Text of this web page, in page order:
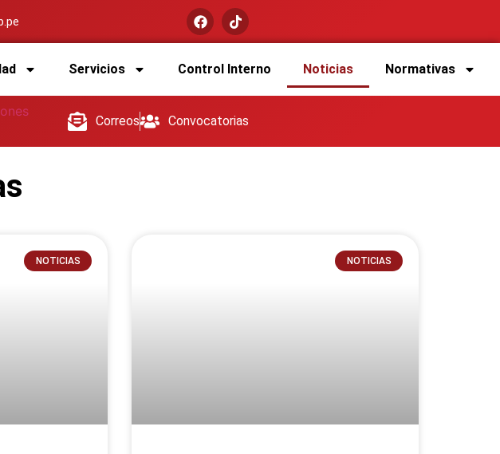
Servicios Control Interno Noticias Normativas
Correos Convocatorias
NOTICIAS NOTICIAS